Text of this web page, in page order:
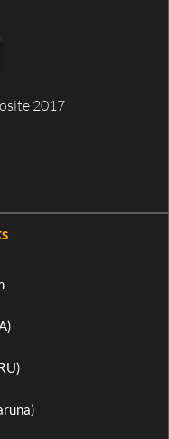
2017